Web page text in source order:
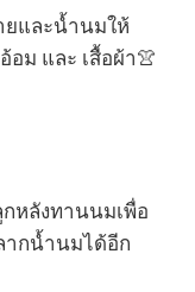
ยและน้ำนมให้
อม และ เสื้อผ้า👚
หลังทานนมเพื่อ
ากน้ำนมได้อีก